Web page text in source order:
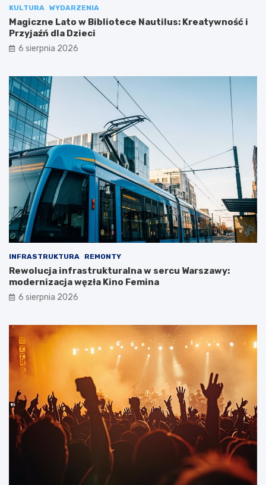
KULTURA WYDARZENIA
Magiczne Lato w Bibliotece Nautilus: Kreatywność i
Przyjaźń dla Dzieci
6 sierpnia 2026
INFRASTRUKTURA REMONTY
Rewolucja infrastrukturalna w sercu Warszawy:
modernizacja węzła Kino Femina
6 sierpnia 2026